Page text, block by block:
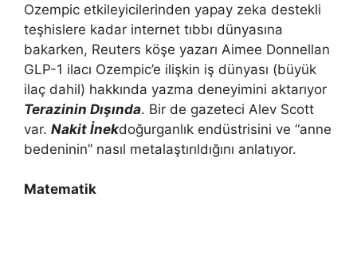
Ozempic etkileyicilerinden yapay zeka destekli
teşhislere kadar internet tıbbı dünyasına
bakarken, Reuters köşe yazarı Aimee Donnellan
GLP-1 ilacı Ozempic’e ilişkin iş dünyası (büyük
ilaç dahil) hakkında yazma deneyimini aktarıyor
Terazinin Dışında. Bir de gazeteci Alev Scott
var. Nakit İnekdoğurganlık endüstrisini ve “anne
bedeninin” nasıl metalaştırıldığını anlatıyor.
Matematik